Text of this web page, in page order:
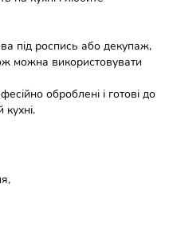
під роспись або декупаж,
можна використовувати
оброблені і готові до
кухні.